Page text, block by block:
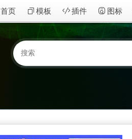
首页 模板 插件 图标